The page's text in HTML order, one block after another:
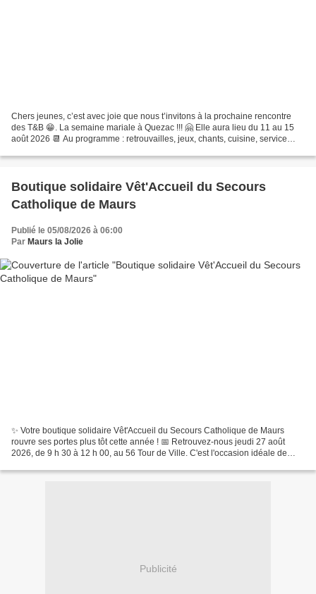
Chers jeunes, c’est avec joie que nous t’invitons à la prochaine rencontre
des T&B 😁. La semaine mariale à Quezac !!! 🤗 Elle aura lieu du 11 au 15
août 2026 📆 Au programme : retrouvailles, jeux, chants, cuisine, service
Boutique solidaire Vêt'Accueil du Secours
Catholique de Maurs
Publié le 05/08/2026 à 06:00
Par Maurs la Jolie
✨ Votre boutique solidaire Vêt'Accueil du Secours Catholique de Maurs
rouvre ses portes plus tôt cette année ! 📅 Retrouvez-nous jeudi 27 août
2026, de 9 h 30 à 12 h 00, au 56 Tour de Ville. C'est l'occasion idéale de
Publicité